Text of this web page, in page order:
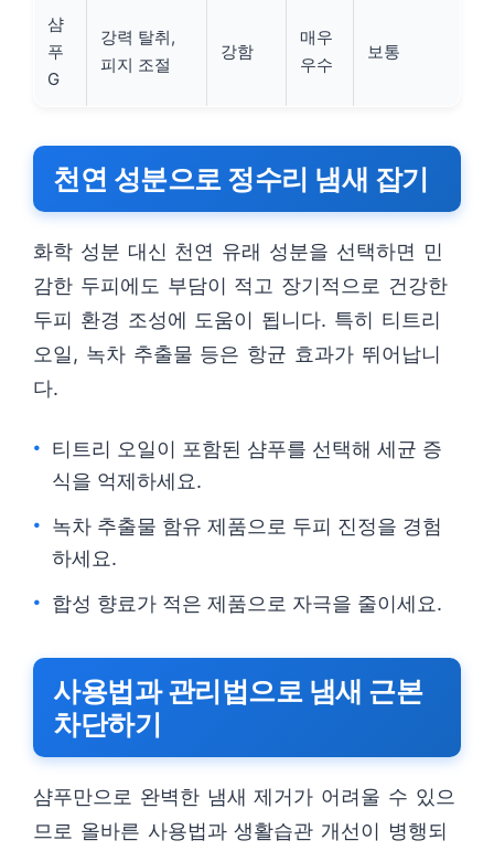
샴
푸
G
강력 탈취,
피지 조절
강함
매우
우수
보통
천연 성분으로 정수리 냄새 잡기
화학 성분 대신 천연 유래 성분을 선택하면 민
감한 두피에도 부담이 적고 장기적으로 건강한
두피 환경 조성에 도움이 됩니다. 특히 티트리
오일, 녹차 추출물 등은 항균 효과가 뛰어납니
다.
티트리 오일이 포함된 샴푸를 선택해 세균 증
식을 억제하세요.
녹차 추출물 함유 제품으로 두피 진정을 경험
하세요.
합성 향료가 적은 제품으로 자극을 줄이세요.
사용법과 관리법으로 냄새 근본
차단하기
샴푸만으로 완벽한 냄새 제거가 어려울 수 있으
므로 올바른 사용법과 생활습관 개선이 병행되